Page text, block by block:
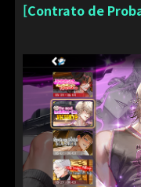
[Contrato de